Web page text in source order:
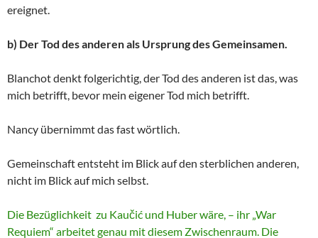
ereignet.
b) Der Tod des anderen als Ursprung des Gemeinsamen.
Blanchot denkt folgerichtig, der Tod des anderen ist das, was
mich betrifft, bevor mein eigener Tod mich betrifft.
Nancy übernimmt das fast wörtlich.
Gemeinschaft entsteht im Blick auf den sterblichen anderen,
nicht im Blick auf mich selbst.
Die Bezüglichkeit zu Kaučić und Huber wäre, – ihr „War
Requiem“ arbeitet genau mit diesem Zwischenraum. Die